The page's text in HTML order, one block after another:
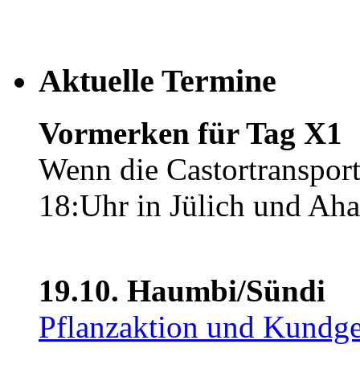
Aktuelle Termine
Vormerken für Tag X1
Wenn die
18:Uhr in Jülich und
19.10. Haumbi/Sündi
Pflanzaktion und